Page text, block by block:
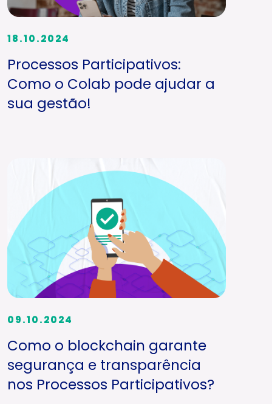
18.10.2024
Processos Participativos:
Como o Colab pode ajudar a
sua gestão!
09.10.2024
Como o blockchain garante
segurança e transparência
nos Processos Participativos?